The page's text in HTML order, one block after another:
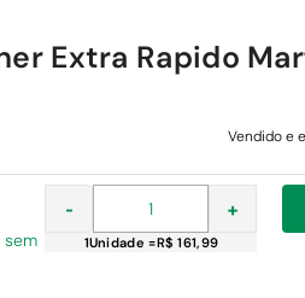
Extra Rapido
Vendido e
sem
+
-
1Unidade =R$ 161,99